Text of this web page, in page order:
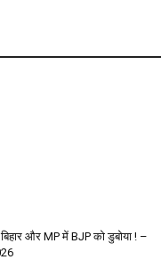
और MP में BJP को डुबोया ! –